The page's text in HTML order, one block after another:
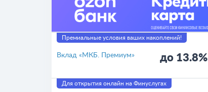
Премиальные условия ваших накоплений!
Вклад «МКБ. Премиум» до 13.8%
Для открытия онлайн на Финуслугах